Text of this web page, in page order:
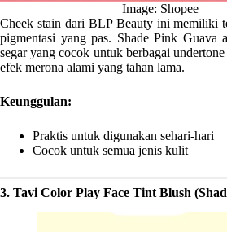
Image: Shopee
Cheek stain dari BLP Beauty ini memiliki
pigmentasi yang pas. Shade Pink Guava
segar yang cocok untuk berbagai
efek merona alami yang tahan lama.
Keunggulan:
Praktis untuk digunakan sehari-hari
Cocok untuk semua jenis kulit
3. Tavi Color Play Face Tint Blush